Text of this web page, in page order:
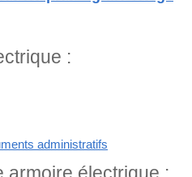
:
administratifs